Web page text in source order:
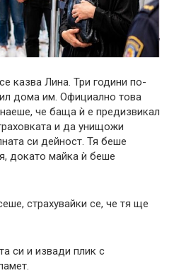
казва Лина. Три години по-
дома им. Официално това
че баща ѝ е предизвикал
и да унищожи
си дейност. Тя беше
докато майка ѝ беше
страхувайки се, че тя ще
си и извади плик с